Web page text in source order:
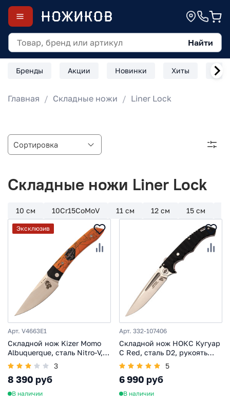
Найти
Бренды Акции Новинки Хиты
Главная Складные ножи Liner Lock
Складные ножи Liner Lock
10 см 10Cr15CoMoV 11 см 12 см 15 см
Эксклюзив
Арт. V4663E1
Складной нож Kizer Momo
Albuquerque, сталь Nitro-V,
рукоять G10 с принтом
3
8 390 руб
В наличии
Арт. 332-107406
Складной нож НОКС Кугуар
С Red, сталь D2, рукоять
G10
5
6 990 руб
В наличии